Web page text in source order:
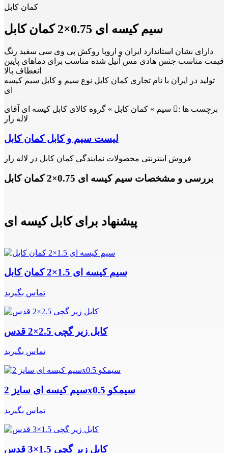
کمان کابل
سیم کیسه ای 0.75×2 کمان کابل
دارای نشان استاندارد ایران و اروپا روکش پی وی سی سفید رنگ
قیمت مناسب جنس هادی مس آنیل شده مناسب برای دماهای پایین
انعطاف بالا
تولید در ایران با نام تجاری کمان کابل نوع سیم و کابل سیم کیسه
ای
برچسب ها :
سیم » کمان کابل » گروه کالای کابل کیسه ای آقای
لاله زار
لیست سیم و کابل کمان کابل
فروش اینترنتی محصولات نمایندگی کمان کابل در لاله زار
بررسی و مشخصات سیم کیسه ای 0.75×2 کمان کابل
پیشنهاد برای کابل کیسه ای
سیم کیسه ای 1.5×2 کمان کابل
تماس بگیرید
کابل زیر گچی 2.5×2 قدس
تماس بگیرید
سیم کیسه ای سایز 2x0.5 سیمکو
تماس بگیرید
کابل زیر گچی 1.5×3 قدس